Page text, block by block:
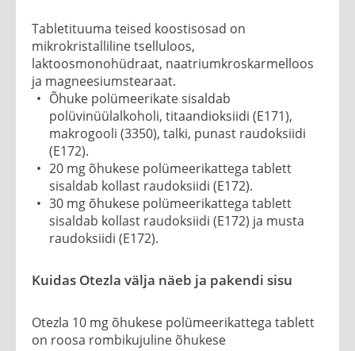
Tabletituuma teised koostisosad on
mikrokristalliline tselluloos,
laktoosmonohüdraat, naatriumkroskarmelloos
ja magneesiumstearaat.
Õhuke polümeerikate sisaldab
polüvinüülalkoholi, titaandioksiidi (E171),
makrogooli (3350), talki, punast raudoksiidi
(E172).
20 mg õhukese polümeerikattega tablett
sisaldab kollast raudoksiidi (E172).
30 mg õhukese polümeerikattega tablett
sisaldab kollast raudoksiidi (E172) ja musta
raudoksiidi (E172).
Kuidas Otezla välja näeb ja pakendi sisu
Otezla 10 mg õhukese polümeerikattega tablett
on roosa rombikujuline õhukese